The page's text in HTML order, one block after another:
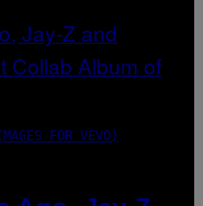
FOR VEVO)